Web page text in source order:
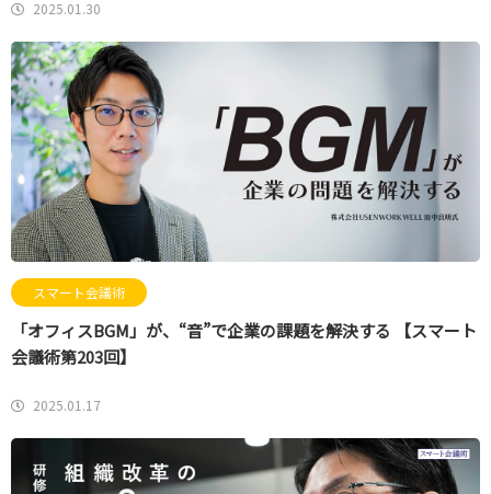
2025.01.30
スマート会議術
「オフィスBGM」が、“音”で企業の課題を解決する 【スマート
会議術第203回】
2025.01.17